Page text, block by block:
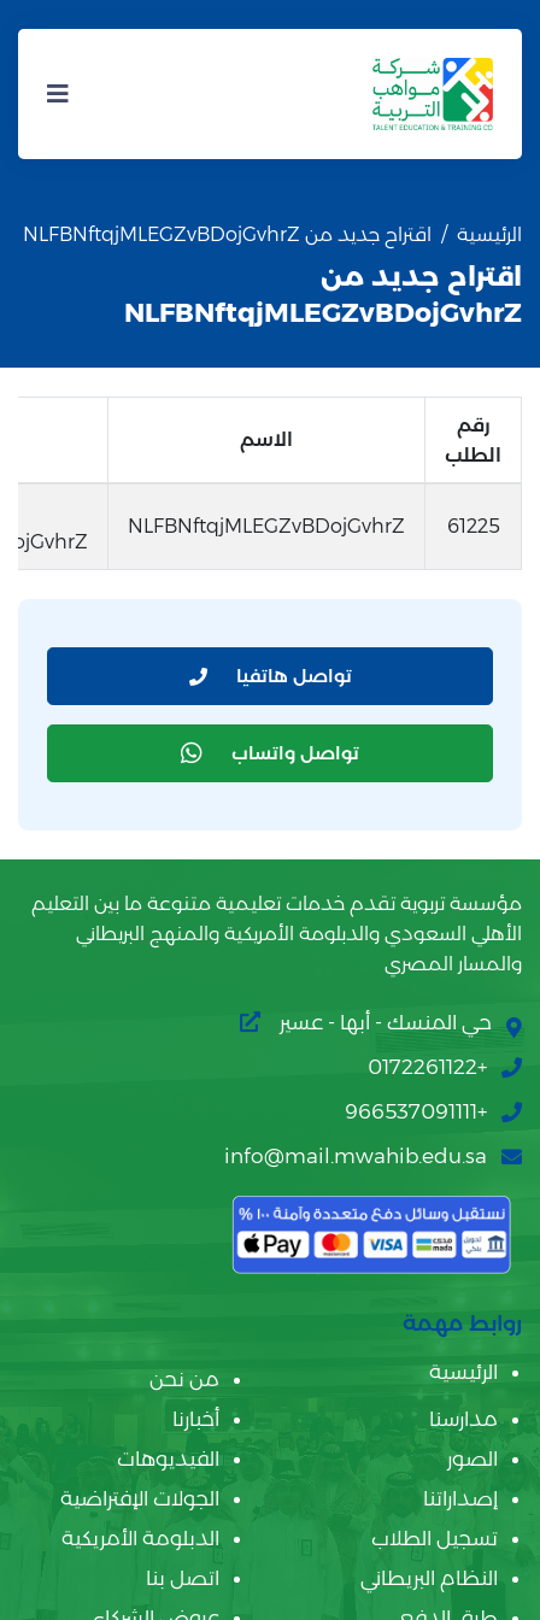
الرئيسية اقتراح جديد من NLFBNftqjMLEGZvBDojGvhrZ
اقتراح جديد من
NLFBNftqjMLEGZvBDojGvhrZ
رقم
الطلب
الاسم
61225
NLFBNftqjMLEGZvBDojGvhrZ
تواصل هاتفيا
تواصل واتساب
مؤسسة تربوية تقدم خدمات تعليمية متنوعة ما بين التعليم
الأهلي السعودي والدبلومة الأمريكية والمنهج البريطاني
والمسار المصري
حي المنسك - أبها - عسير
+0172261122
+966537091111
info@mail.mwahib.edu.sa
روابط مهمة
الرئيسية
من نحن
مدارسنا
أخبارنا
الصور
الفيديوهات
إصداراتنا
الجولات الإفتراضية
تسجيل الطلاب
الدبلومة الأمريكية
النظام البريطاني
اتصل بنا